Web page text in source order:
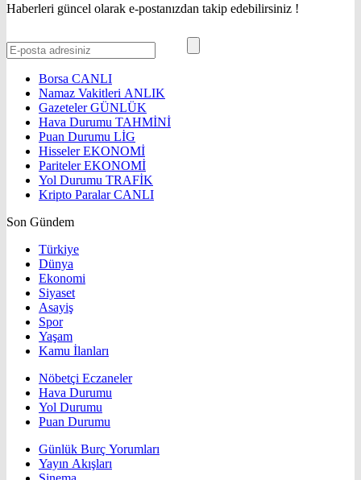
Haberleri güncel olarak e-postanızdan takip edebilirsiniz !
Borsa CANLI
Namaz Vakitleri ANLIK
GazetelerGÜNLÜK
Hava Durumu TAHMİNİ
Puan Durumu LİG
HisselerEKONOMİ
ParitelerEKONOMİ
Yol Durumu TRAFİK
Kripto ParalarCANLI
Son Gündem
Türkiye
Dünya
Ekonomi
Siyaset
Asayiş
Spor
Yaşam
Kamu İlanları
Nöbetçi Eczaneler
Hava Durumu
Yol Durumu
Puan Durumu
Günlük Burç Yorumları
Yayın Akışları